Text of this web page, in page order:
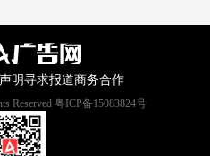
明寻求报道商务合作
Reserved 粤ICP备15083824号